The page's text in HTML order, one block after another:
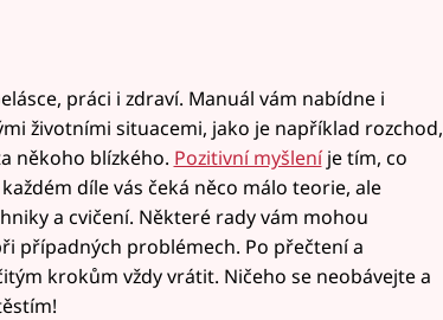
práci i zdraví. Manuál vám nabídne i
životními situacemi, jako je například rozchod,
někoho blízkého. Pozitivní myšleníje tím, co
díle vás čeká něco málo teorie, ale
a cvičení. Některé rady vám mohou
případných problémech. Po přečtení a
krokům vždy vrátit. Ničeho se neobávejte a